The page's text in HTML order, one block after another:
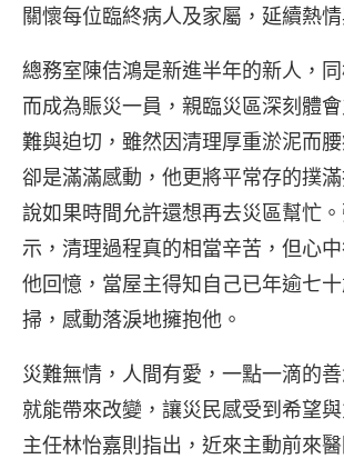
關懷每位臨終病人及家屬，延續熱情
總務室陳佶鴻是新進半年的新人，
而成為賑災一員，親臨災區深刻體
難與迫切，雖然因清理厚重淤泥而
卻是滿滿感動，他更將平常存的撲
說如果時間允許還想再去災區幫忙
示，清理過程真的相當辛苦，但心
他回憶，當屋主得知自己已年逾七
掃，感動落淚地擁抱他。
災難無情，人間有愛，一點一滴的
就能帶來改變，讓災民感受到希望
主任林怡嘉則指出，近來主動前來